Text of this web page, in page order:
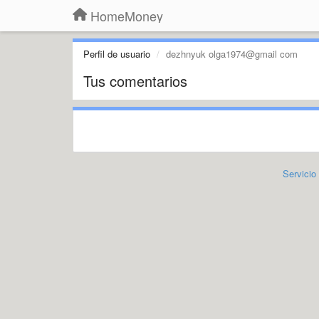
HomeMoney
Perfil de usuario dezhnyuk olga1974@gmail com
Tus comentarios